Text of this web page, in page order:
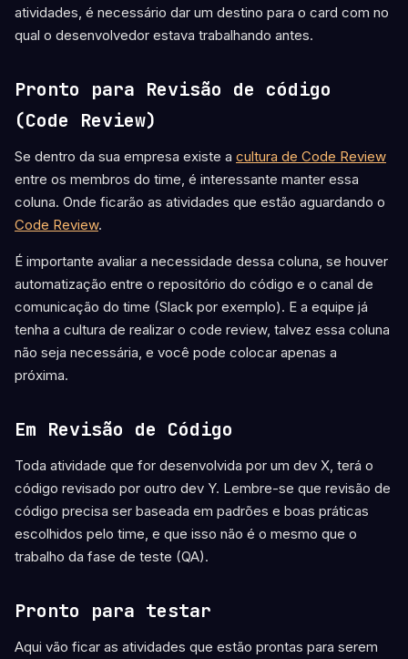
atividades, é necessário dar um destino para o card com no
qual o desenvolvedor estava trabalhando antes.
Pronto para Revisão de código
(Code Review)
Se dentro da sua empresa existe a cultura de Code Review
entre os membros do time, é interessante manter essa
coluna. Onde ficarão as atividades que estão aguardando o
Code Review.
É importante avaliar a necessidade dessa coluna, se houver
automatização entre o repositório do código e o canal de
comunicação do time (Slack por exemplo). E a equipe já
tenha a cultura de realizar o code review, talvez essa coluna
não seja necessária, e você pode colocar apenas a
próxima.
Em Revisão de Código
Toda atividade que for desenvolvida por um dev X, terá o
código revisado por outro dev Y. Lembre-se que revisão de
código precisa ser baseada em padrões e boas práticas
escolhidos pelo time, e que isso não é o mesmo que o
trabalho da fase de teste (QA).
Pronto para testar
Aqui vão ficar as atividades que estão prontas para serem